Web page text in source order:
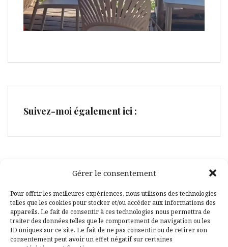
Gérer le consentement
Pour offrir les meilleures expériences, nous utilisons des technologies
telles que les cookies pour stocker et/ou accéder aux informations des
appareils. Le fait de consentir à ces technologies nous permettra de
traiter des données telles que le comportement de navigation ou les
ID uniques sur ce site. Le fait de ne pas consentir ou de retirer son
consentement peut avoir un effet négatif sur certaines
Suivez-moi également ici :
Facebook
Pinterest